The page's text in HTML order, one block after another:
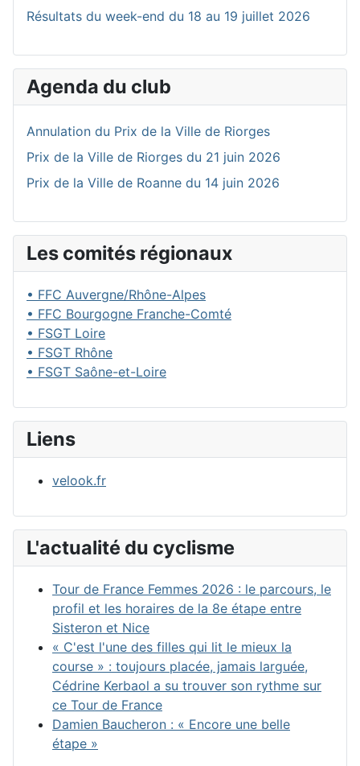
Résultats du week-end du 18 au 19 juillet 2026
Agenda du club
Annulation du Prix de la Ville de Riorges
Prix de la Ville de Riorges du 21 juin 2026
Prix de la Ville de Roanne du 14 juin 2026
Les comités régionaux
• FFC Auvergne/Rhône-Alpes
• FFC Bourgogne Franche-Comté
• FSGT Loire
• FSGT Rhône
• FSGT Saône-et-Loire
Liens
velook.fr
L'actualité du cyclisme
Tour de France Femmes 2026 : le parcours, le
profil et les horaires de la 8e étape entre
Sisteron et Nice
« C'est l'une des filles qui lit le mieux la
course » : toujours placée, jamais larguée,
Cédrine Kerbaol a su trouver son rythme sur
ce Tour de France
Damien Baucheron : « Encore une belle
étape »